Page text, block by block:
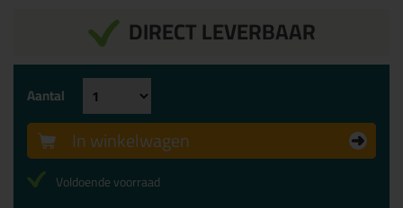
DIRECT LEVERBAAR
Aantal
In winkelwagen
Voldoende voorraad